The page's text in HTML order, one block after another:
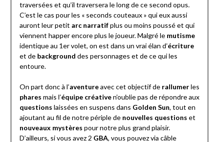
traversées et qu’il traversera le long de ce second opus.
C’est le cas pour les « seconds couteaux » qui eux aussi
auront leur petit arc narratifplus ou moins poussé et qui
viennent happer encore plus le joueur. Malgré le mutisme
identique au 1er volet, on est dans un vrai élan d’écriture
et de background des personnages et de ce qui les
entoure.
On part donc à l’aventureavec cet objectif de rallumerles
phares mais l’équipe créativen’oublie pas de répondre aux
questions laissées en suspens dans Golden Sun, tout en
ajoutant au fil de notre périple de nouvelles questions et
nouveaux mystères pour notre plus grand plaisir.
D’ailleurs, si vous avez 2 GBA, vous pouvez via câble